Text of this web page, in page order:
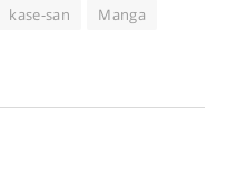
kase-san
Manga